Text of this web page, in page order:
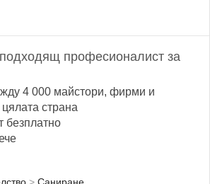
професионалист за
4 000 майстори, фирми и
цялата страна
безплатно